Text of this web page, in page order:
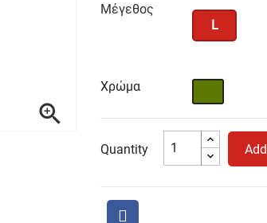

Μέγεθος
L
Χρώμα
Quantity